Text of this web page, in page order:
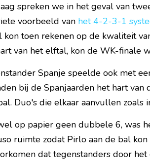
spreken we in het geval van
voorbeeld van het 4-2-3-1
kon toen rekenen op de kwaliteit
van het elftal, kon de WK-finale
Spanje speelde ook met
bij de Spanjaarden het hart
Duo's die elkaar aanvullen
op papier geen dubbele 6, was
ruimte zodat Pirlo aan de bal
dat tegenstanders door